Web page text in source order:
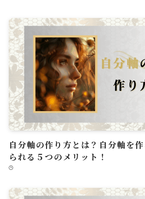
自分軸の作り方とは？自分軸を
られる５つのメリット！